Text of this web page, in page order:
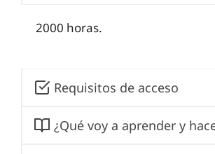
2000 horas.
Requisitos de acceso
¿Qué voy a aprender y